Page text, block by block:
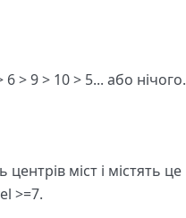
> 9 > 10 > 5... або нічого.
міст і містять це
>=7.